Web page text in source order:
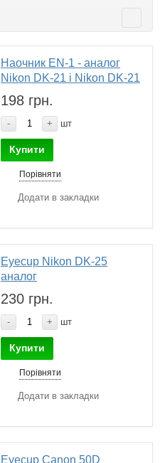
Наочник EN-1 - аналог
Nikon DK-21 і Nikon DK-21
198 грн.
- + шт
Купити
Порівняти
Додати в закладки
Eyecup Nikon DK-25
аналог
230 грн.
- + шт
Купити
Порівняти
Додати в закладки
Eyecup Canon 50D